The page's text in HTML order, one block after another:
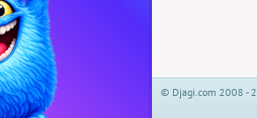
© Djagi.com 2008 -